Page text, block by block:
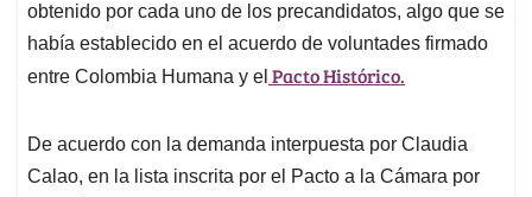
obtenido por cada uno de los precandidatos, algo que se
había establecido en el acuerdo de voluntades firmado
entre Colombia Humana y el Pacto Histórico.
De acuerdo con la demanda interpuesta por Claudia
Calao, en la lista inscrita por el Pacto a la Cámara por